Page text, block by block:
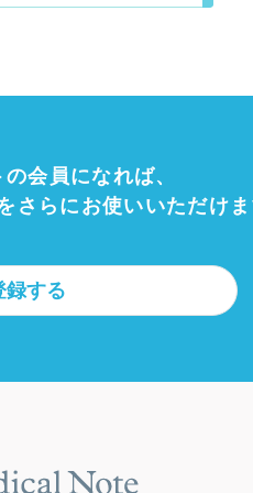
会員になれば、
さらにお使いいただけ
録する